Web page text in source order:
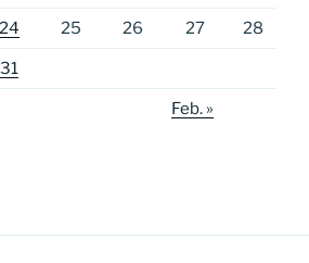
24 25 26 27 28
31
Feb. »